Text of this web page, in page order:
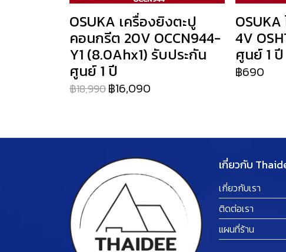
OSUKA เครื่องยิงตะปู
คอนกรีต 20V OCCN944-
Y1 (8.0Ahx1) รับประกัน
ศูนย์ 1 ปี
฿18,990฿16,090
4V
ศูนย์ 1 ปี
฿690
เกี่ยวกับ
เกี่ยวกับเรา
ติดต่อเรา
แผนที่ร้าน